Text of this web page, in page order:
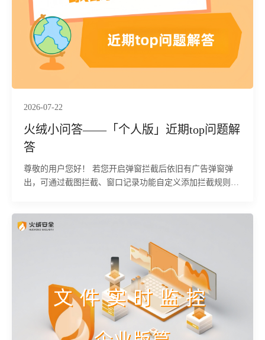
2026-07-22
火绒小问答——「个人版」近期top问题解
答
尊敬的用户您好！ 若您开启弹窗拦截后依旧有广告弹窗弹
出，可通过截图拦截、窗口记录功能自定义添加拦截规则，